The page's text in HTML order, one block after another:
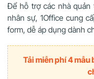
Để hỗ trợ các nhà quản
nhân sự, 1Office cung
form, dễ áp dụng dành
Tải miễn phí 4 mẫu